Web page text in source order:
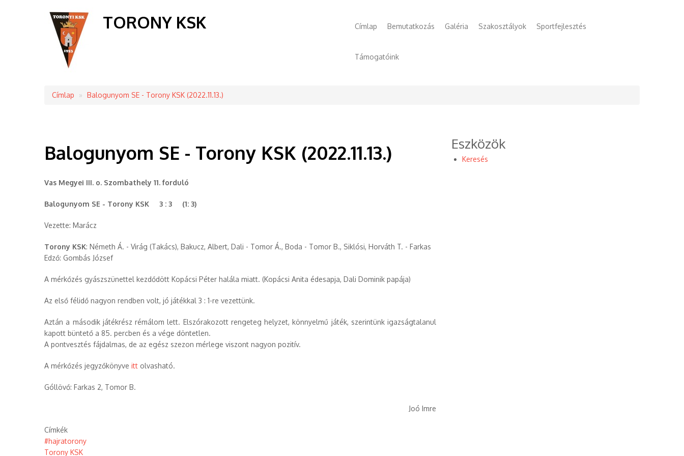
TORONY KSK Főmenü
Címlap Bemutatkozás Galéria Szakosztályok Sportfejlesztés
Támogatóink
Morzsa
Címlap Balogunyom SE - Torony KSK (2022.11.13.)
Balogunyom SE - Torony KSK (2022.11.13.)
Vas Megyei III. o. Szombathely 11. forduló
Balogunyom SE - Torony KSK 3 : 3 (1: 3)
Vezette: Marácz
Torony KSK: Németh Á. - Virág (Takács), Bakucz, Albert, Dali - Tomor Á., Boda - Tomor B., Siklósi, Horváth T. - Farkas
Edző: Gombás József
A mérkőzés gyászszünettel kezdődött Kopácsi Péter halála miatt. (Kopácsi Anita édesapja, Dali Dominik papája)
Az első félidő nagyon rendben volt, jó játékkal 3 : 1-re vezettünk.
Aztán a második játékrész rémálom lett. Elszórakozott rengeteg helyzet, könnyelmű játék, szerintünk igazságtalanul
kapott büntető a 85. percben és a vége döntetlen.
A pontvesztés fájdalmas, de az egész szezon mérlege viszont nagyon pozitív.
A mérkőzés jegyzőkönyve itt olvasható.
Góllövő: Farkas 2, Tomor B.
Joó Imre
Címkék
#hajratorony
Torony KSK
Eszközök
Keresés